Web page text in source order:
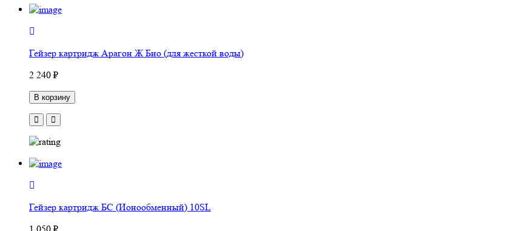
Гейзер картридж Арагон Ж Био (для жесткой воды)
2 240 ₽
В корзину
Гейзер картридж БС (Ионообменный) 10SL